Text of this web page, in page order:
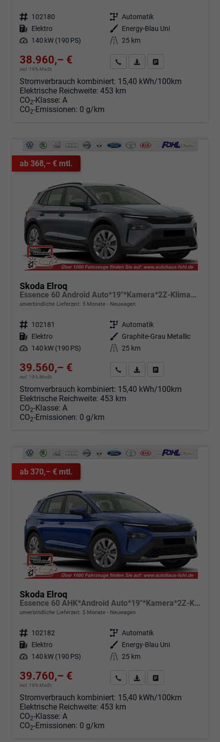
Fahrzeugnr. 102180 Getriebe Automatik
Kraftstoff Elektro Außenfarbe
Energy-Blau Uni
Leistung 140 kW (190 PS) Kilometerstand 25 km
38.960,– €
incl. 19% MwSt.
Angebot anfordern
Fahrzeugexpose (PDF)
Stromverbrauch kombiniert: 15,40 kWh/100km
Elektrische Reichweite: 453 km
CO2-Klasse: A
CO2-Emissionen: 0 g/km
ab 368,– € mtl.
Skoda Elroq
Essence 60 Android Auto*19"*Kamera*2Z-Klimaauto*Totwinkel*LED*Tempomat
unverbindliche Lieferzeit: 5 Monate Neuwagen
Fahrzeugnr. 102181 Getriebe Automatik
Kraftstoff Elektro Außenfarbe
Graphite-Grau Metallic
Leistung 140 kW (190 PS) Kilometerstand 25 km
39.560,– €
incl. 19% MwSt.
Angebot anfordern
Fahrzeugexpose (PDF)
Stromverbrauch kombiniert: 15,40 kWh/100km
Elektrische Reichweite: 453 km
CO2-Klasse: A
CO2-Emissionen: 0 g/km
ab 370,– € mtl.
Skoda Elroq
Essence 60 AHK*Android Auto*19"*Kamera*2Z-Klimaauto*Totwinkel*LED*Tempomat
unverbindliche Lieferzeit: 5 Monate Neuwagen
Fahrzeugnr. 102182 Getriebe Automatik
Kraftstoff Elektro Außenfarbe
Energy-Blau Uni
Leistung 140 kW (190 PS) Kilometerstand 25 km
39.760,– €
incl. 19% MwSt.
Angebot anfordern
Fahrzeugexpose (PDF)
Stromverbrauch kombiniert: 15,40 kWh/100km
Elektrische Reichweite: 453 km
CO2-Klasse: A
CO2-Emissionen: 0 g/km